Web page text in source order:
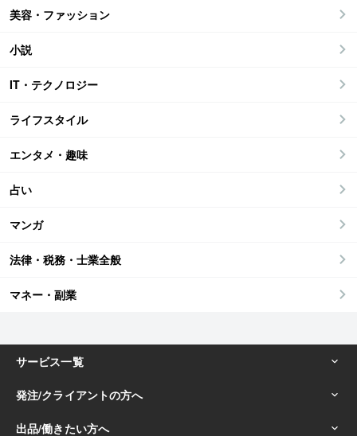
美容・ファッション
小説
IT・テクノロジー
ライフスタイル
エンタメ・趣味
占い
マンガ
法律・税務・士業全般
マネー・副業